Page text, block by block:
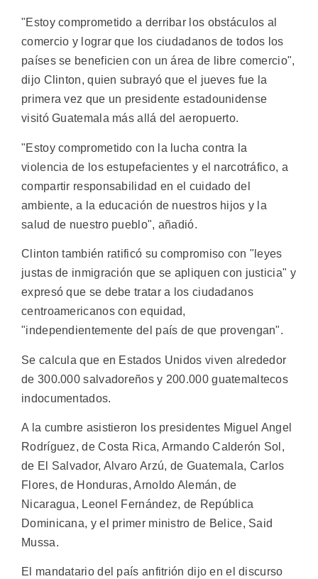
"Estoy comprometido a derribar los obstáculos al
comercio y lograr que los ciudadanos de todos los
países se beneficien con un área de libre comercio",
dijo Clinton, quien subrayó que el jueves fue la
primera vez que un presidente estadounidense
visitó Guatemala más allá del aeropuerto.
"Estoy comprometido con la lucha contra la
violencia de los estupefacientes y el narcotráfico, a
compartir responsabilidad en el cuidado del
ambiente, a la educación de nuestros hijos y la
salud de nuestro pueblo", añadió.
Clinton también ratificó su compromiso con "leyes
justas de inmigración que se apliquen con justicia" y
expresó que se debe tratar a los ciudadanos
centroamericanos con equidad,
"independientemente del país de que provengan".
Se calcula que en Estados Unidos viven alrededor
de 300.000 salvadoreños y 200.000 guatemaltecos
indocumentados.
A la cumbre asistieron los presidentes Miguel Angel
Rodríguez, de Costa Rica, Armando Calderón Sol,
de El Salvador, Alvaro Arzú, de Guatemala, Carlos
Flores, de Honduras, Arnoldo Alemán, de
Nicaragua, Leonel Fernández, de República
Dominicana, y el primer ministro de Belice, Said
Mussa.
El mandatario del país anfitrión dijo en el discurso